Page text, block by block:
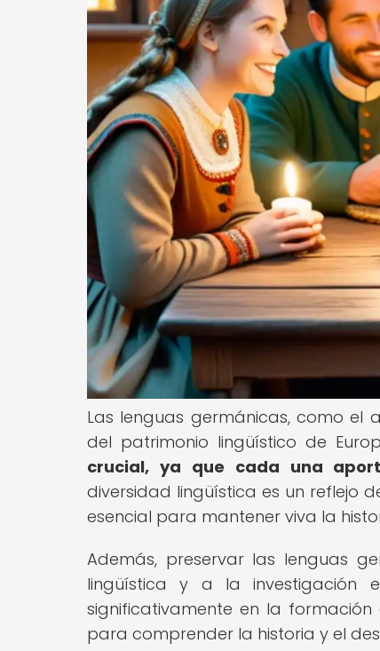
Las lenguas germánicas, como el
del patrimonio lingüístico de
crucial, ya que cada una
diversidad lingüística es un reflejo
esencial para mantener viva la
Además, preservar las lenguas
lingüística y a la investigación
significativamente en la
para comprender la historia y el